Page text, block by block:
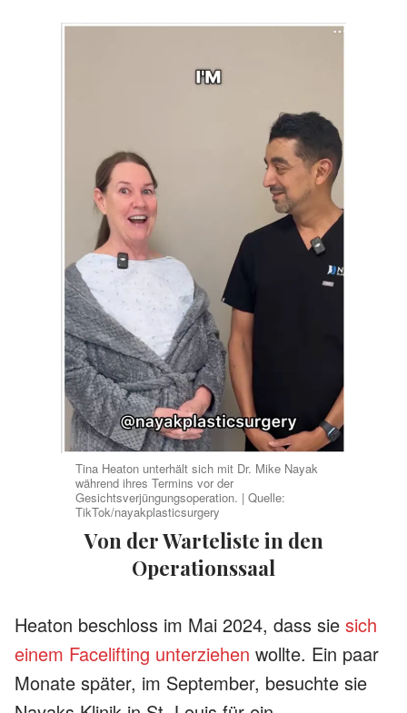
Tina Heaton unterhält sich mit Dr. Mike Nayak
während ihres Termins vor der
Gesichtsverjüngungsoperation. | Quelle:
TikTok/nayakplasticsurgery
Von der Warteliste in den
Operationssaal
Heaton beschloss im Mai 2024, dass sie sich
einem Facelifting unterziehen wollte. Ein paar
Monate später, im September, besuchte sie